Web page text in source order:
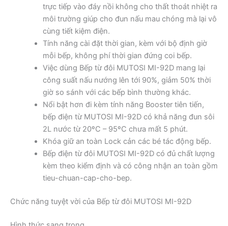
trực tiếp vào đáy nồi không cho thất thoát nhiệt ra
môi trường giúp cho đun nấu mau chóng mà lại vô
cùng tiết kiệm điện.
Tính năng cài đặt thời gian, kèm với bộ định giờ
mỗi bếp, không phí thời gian đứng coi bếp.
Việc dùng Bếp từ đôi MUTOSI MI-92D mang lại
công suất nấu nướng lên tới 90%, giảm 50% thời
giờ so sánh với các bếp bình thường khác.
Nổi bật hơn đi kèm tính năng Booster tiên tiến,
bếp điện từ MUTOSI MI-92D có khả năng đun sôi
2L nước từ 20ºC – 95ºC chưa mất 5 phút.
Khóa giữ an toàn Lock cản các bé tác động bếp.
Bếp điện từ đôi MUTOSI MI-92D có đủ chất lượng
kèm theo kiểm định và có công nhận an toàn gồm
tieu-chuan-cap-cho-bep.
Chức năng tuyệt vời của Bếp từ đôi MUTOSI MI-92D